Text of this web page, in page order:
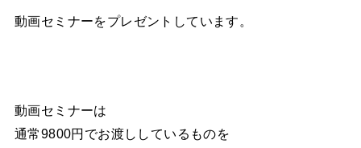
動画セミナーをプレゼントしています。
動画セミナーは
通常9800円でお渡ししているものを